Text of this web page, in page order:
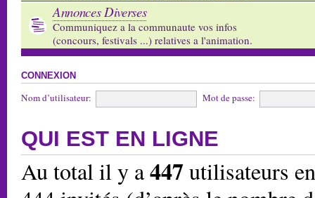
Annonces Diverses
Communiquez a la communaute vos infos
(concours, festivals ...) relatives a l'animation.
CONNEXION
Nom d’utilisateur: Mot de passe:
QUI EST EN LIGNE
Au total il y a447utilisateurs